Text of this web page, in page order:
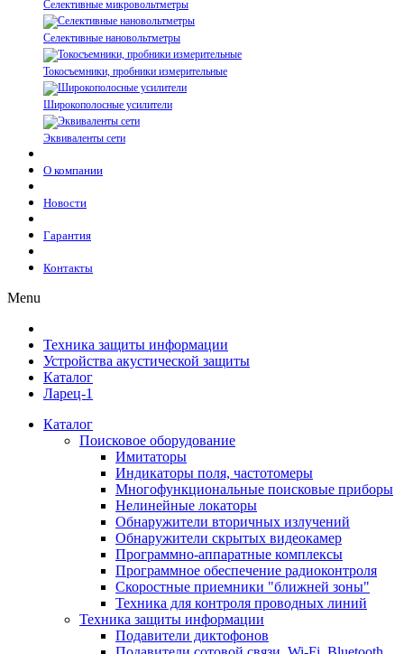
Селективные микровольтметры
Селективные нановольтметры
Токосъемники, пробники измерительные
Широкополосные усилители
Эквиваленты сети
О компании
Новости
Гарантия
Контакты
Menu
Техника защиты информации
Устройства акустической защиты
Каталог
Ларец-1
Каталог
Поисковое оборудование
Имитаторы
Индикаторы поля, частотомеры
Многофункциональные поисковые приборы
Нелинейные локаторы
Обнаружители вторичных излучений
Обнаружители скрытых видеокамер
Программно-аппаратные комплексы
Программное обеспечение радиоконтроля
Скоростные приемники "ближней зоны"
Техника для контроля проводных линий
Техника защиты информации
Подавители диктофонов